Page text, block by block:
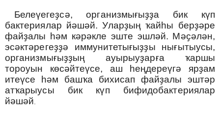
Белеүегеҙсә, организмығыҙҙа бик күп
бактериялар йәшәй.Уларҙың ҡайһы берҙәре
файҙалы һәм кәрәкле эште эшләй. Мәҫәлән,
эсәктәрегеҙҙә иммунитетығыҙҙы нығытыусы,
организмығыҙҙың ауырыуҙарға ҡаршы
тороуын көсәйтеүсе, аш һеңдереүгә ярҙам
итеүсе һәм башҡа бихисап файҙалы эштәр
атҡарыусы бик күп бифидобактериялар
йәшәй